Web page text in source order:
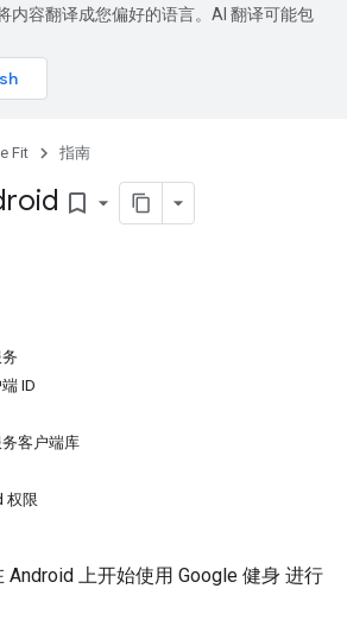
内容翻译成您偏好的语言。AI 翻译可能包
Fit 指南
bookmark_border
ID
客户端库
权限
Android 上开始使用 Google 健身 进行